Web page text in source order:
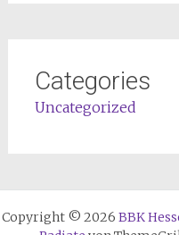
Categories
Uncategorized
Copyright © 2026 BBK